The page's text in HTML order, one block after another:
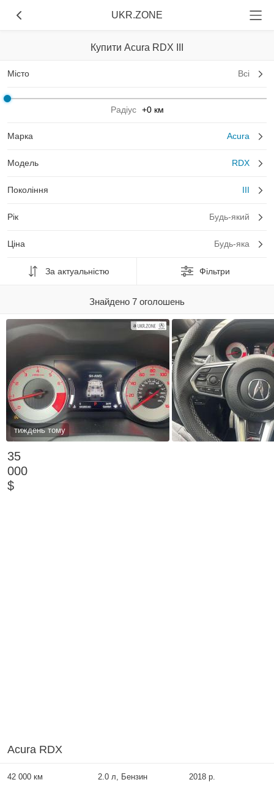
UKR.ZONE
Купити Acura RDX III
Місто Всі
Радіус +0 км
Марка Acura
Модель RDX
Покоління III
Рік Будь-який
Ціна Будь-яка
За актуальністю Фільтри
Знайдено 7 оголошень
тиждень тому
35
000
$
Acura RDX
42 000 км 2.0 л, Бензин
2018 р.